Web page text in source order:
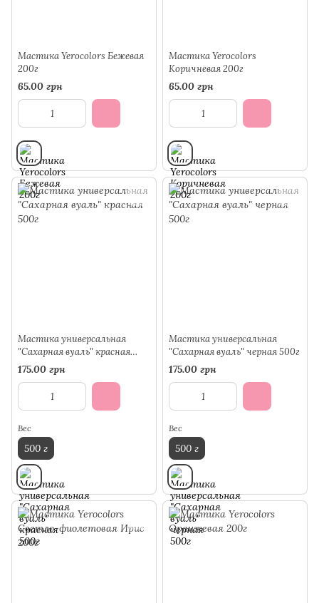
Мастика Yerocolors Бежевая
200г
65.00 грн
Мастика Yerocolors
Коричневая 200г
65.00 грн
Мастика универсальная
"Сахарная вуаль" красная
500г
175.00 грн
Вес
500 г
Мастика универсальная
"Сахарная вуаль" черная 500г
175.00 грн
Вес
500 г